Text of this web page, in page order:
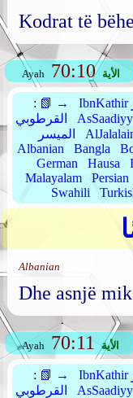
Kodrat të
Ayah 70:10 الأية
: 📗 →
القرطوبي
الميسر
Albanian
Bangla
German
Hausa
Malayalam
Persian
Swahili
Albanian
Dhe asnjë
Ayah 70:11 الأية
: 📗 →
القرطوبي